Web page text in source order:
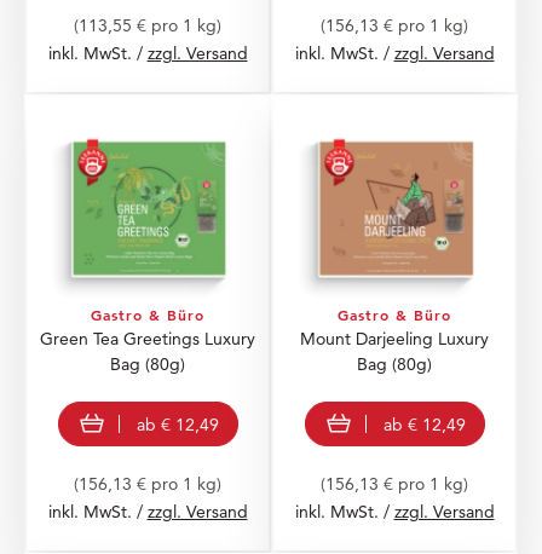
(113,55 € pro 1 kg)
inkl. MwSt. / zzgl. Versand
(156,13 € pro 1 kg)
inkl. MwSt. / zzgl. Versand
Gastro & Büro
Green Tea Greetings Luxury
Bag (80g)
view product
ab € 12,49
(156,13 € pro 1 kg)
inkl. MwSt. / zzgl. Versand
Gastro & Büro
Mount Darjeeling Luxury
Bag (80g)
view product
ab € 12,49
(156,13 € pro 1 kg)
inkl. MwSt. / zzgl. Versand